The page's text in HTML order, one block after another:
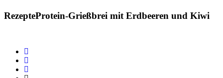
RezepteProtein-Grießbrei mit Erdbeeren und Kiwi